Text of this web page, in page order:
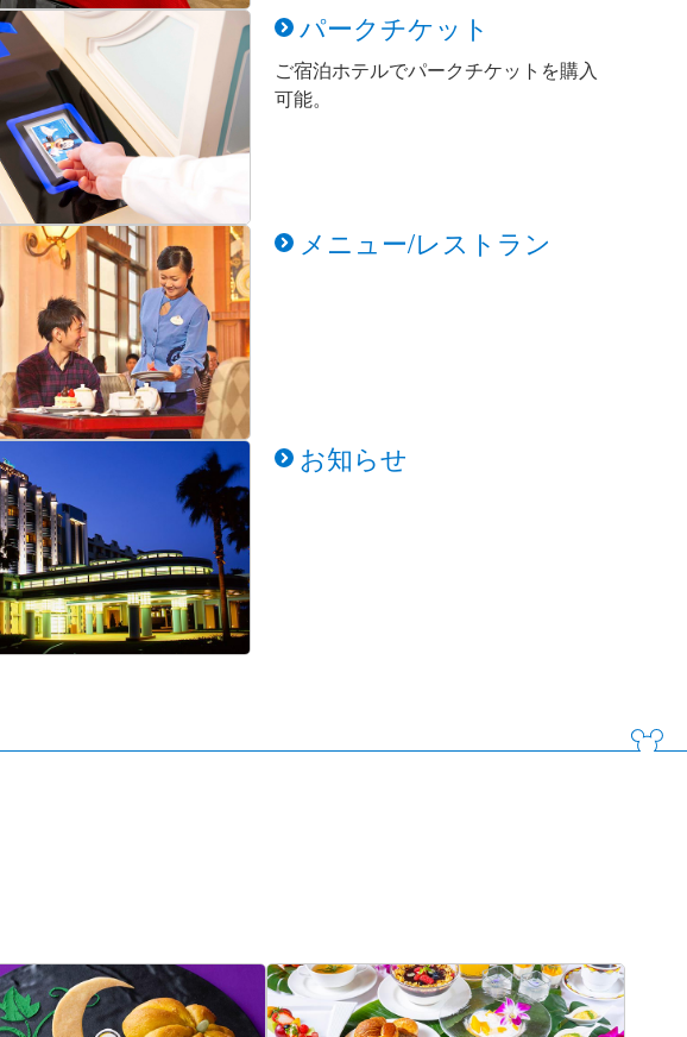
パークチケット
ご宿泊ホテルでパークチケットを購入
可能。
メニュー/レストラン
お知らせ